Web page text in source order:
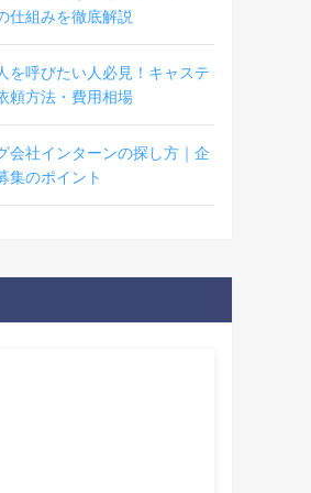
仕組みを徹底解説
を呼びたい人必見！キャステ
頼方法・費用相場
会社インターンの探し方｜企
集のポイント